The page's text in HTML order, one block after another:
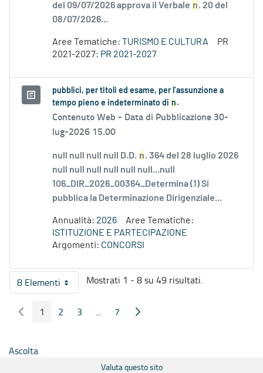
del 09/07/2026 approva il Verbale n. 20 del
08/07/2026...
Aree Tematiche: TURISMO E CULTURA
PR
2021-2027: PR 2021-2027
pubblici, per titoli ed esame, per l’assunzione a
tempo pieno e indeterminato di n .
Contenuto Web - Data di Pubblicazione 30-
lug-2026 15.00
null null null null D.D. n. 364 del 28 luglio 2026
null null null null null null...null
106_DIR_2026_00364_Determina (1) Si
pubblica la Determinazione Dirigenziale...
Annualità: 2026
Aree Tematiche:
ISTITUZIONE E PARTECIPAZIONE
Argomenti: CONCORSI
8 ElementiPer pagina
Mostrati 1 - 8 su 49 risultati.
Pagina Precedente
Pagina
1 Pagina
2 Pagina
3 ...
Pagine intermedie
Pagina
7 Pagina Seguente
Ascolta
Valuta questo sito